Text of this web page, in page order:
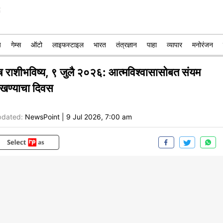
गेम्स ऑटो लाइफस्टाइल भारत तंत्रज्ञान पाहा व्यापार मनोरंजन
राशीभविष्य, ९ जुलै २०२६: आत्मविश्वासासोबत संयम
दिवस
NewsPoint 9 Jul 2026, 7:00 am